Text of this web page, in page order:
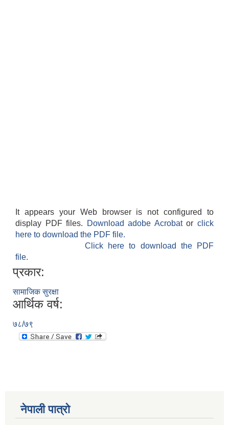
It appears your Web browser is not configured to
display PDF files.
Download adobe Acrobatorclick
here to download the PDF file.
Click here to download the PDF
file.
प्रकार:
सामाजिक सुरक्षा
आर्थिक वर्ष:
७८/७९
नेपाली पात्रो